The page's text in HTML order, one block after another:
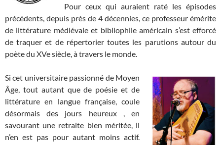
Pour ceux qui auraient raté les épisodes
précédents, depuis près de 4 décennies, ce professeur émérite
de littérature médiévale et bibliophile américain s’est efforcé
de traquer et de répertorier toutes les parutions autour du
poète du XVe siècle, à travers le monde.
Si cet universitaire passionné de Moyen
Âge, tout autant que de poésie et de
littérature en langue française, coule
désormais des jours heureux , en
savourant une retraite bien méritée, il
n’en est pas pour autant moins actif.